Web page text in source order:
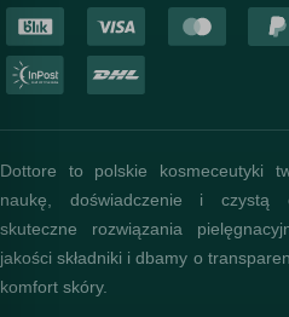
Dottore to polskie kosmeceutyki
naukę, doświadczenie i czystą
skuteczne rozwiązania
jakości składniki i dbamy o
komfort skóry.